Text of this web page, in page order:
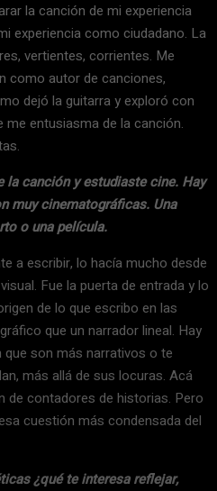
la canción de mi experiencia
experiencia como ciudadano. La
vertientes, corrientes. Me
como autor de canciones,
dejó la guitarra y exploró con
me entusiasma de la canción.
canción y estudiaste cine. Hay
muy cinematográficas. Una
o una película.
a escribir, lo hacía mucho desde
Fue la puerta de entrada y lo
de lo que escribo en las
que un narrador lineal. Hay
son más narrativos o te
más allá de sus locuras. Acá
de contadores de historias. Pero
cuestión más condensada del
¿qué te interesa reflejar,